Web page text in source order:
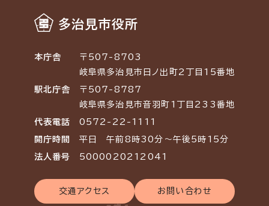
多治見市役所
本庁舎
〒507-8703
岐阜県多治見市日ノ出町2丁目15番地
駅北庁舎
〒507-8787
岐阜県多治見市音羽町1丁目233番地
代表電話 0572-22-1111
開庁時間 平日 午前8時30分～午後5時15分
法人番号 5000020212041
交通アクセス お問い合わせ